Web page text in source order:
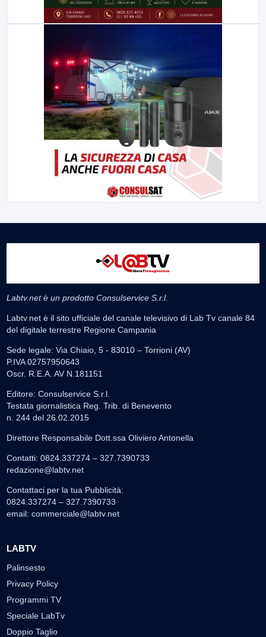
Labtv.net è un prodotto Consulservice S.r.l.
Labtv.net è il sito ufficiale del canale televisivo di Lab Tv canale 84
del digitale terrestre Regione Campania
Sede legale: Via Chiaio, 5 - 83010 – Torrioni (AV)
P.IVA 02757950643
Oscr. R.E.A. AV N.181151
Editore: Consulservice S.r.l.
Testata giornalistica Reg. Trib. di Benevento
n. 244 del 26.02.2015
Direttore Responsabile Dott.ssa Oliviero Antonella
Contatti: 0824.337274 – 327.7390733
redazione@labtv.net
Contattaci per la tua Pubblicità:
0824.337274 – 327.7390733
email: commerciale@labtv.net
LABTV
Palinsesto
Privacy Policy
Programmi TV
Speciale LabTv
Doppio Taglio